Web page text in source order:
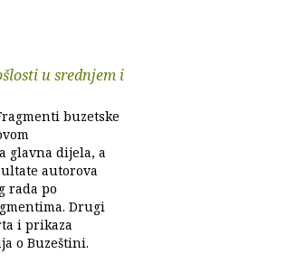
u srednjem i
buzetske
glavna dijela, a
autorova
rada po
Drugi
i prikaza
o Buzeštini.